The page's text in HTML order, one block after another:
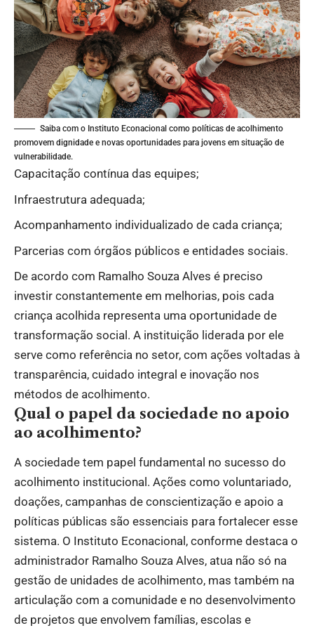
Saiba com o Instituto Econacional como políticas de acolhimento
promovem dignidade e novas oportunidades para jovens em situação de
vulnerabilidade.
Capacitação contínua das equipes;
Infraestrutura adequada;
Acompanhamento individualizado de cada criança;
Parcerias com órgãos públicos e entidades sociais.
De acordo com Ramalho Souza Alves é preciso
investir constantemente em melhorias, pois cada
criança acolhida representa uma oportunidade de
transformação social. A instituição liderada por ele
serve como referência no setor, com ações voltadas à
transparência, cuidado integral e inovação nos
métodos de acolhimento.
Qual o papel da sociedade no apoio
ao acolhimento?
A sociedade tem papel fundamental no sucesso do
acolhimento institucional. Ações como voluntariado,
doações, campanhas de conscientização e apoio a
políticas públicas são essenciais para fortalecer esse
sistema. O Instituto Econacional, conforme destaca o
administrador Ramalho Souza Alves, atua não só na
gestão de unidades de acolhimento, mas também na
articulação com a comunidade e no desenvolvimento
de projetos que envolvem famílias, escolas e